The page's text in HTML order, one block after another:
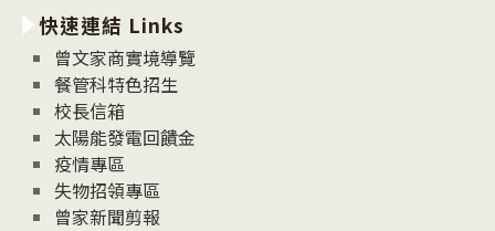
消
息
News
快速連結 Links
曾文家商實境導覽
餐管科特色招生
校長信箱
太陽能發電回饋金
疫情專區
失物招領專區
曾家新聞剪報